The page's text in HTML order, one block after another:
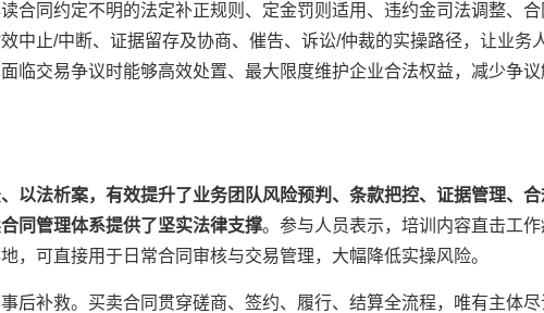
合同约定不明的法定补正规则、定金罚则适用、违约金司法调整、
中止/中断、证据留存及协商、催告、诉讼/仲裁的实操路径，让业务
临交易争议时能够高效处置、最大限度维护企业合法权益，减少争
以法析案，有效提升了业务团队风险预判、条款把控、证据管理、合
同管理体系提供了坚实法律支撑。参与人员表示，培训内容直击工
，可直接用于日常合同审核与交易管理，大幅降低实操风险。
后补救。买卖合同贯穿磋商、签约、履行、结算全流程，唯有主体